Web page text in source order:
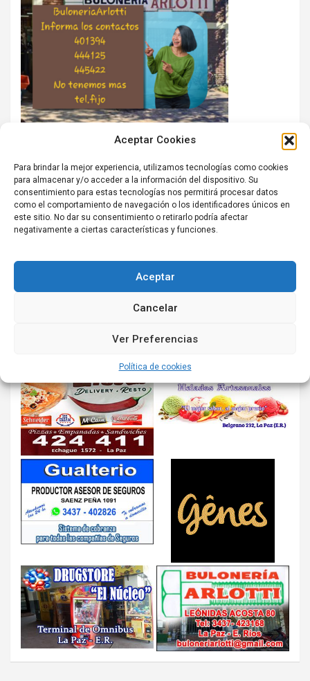
Aceptar Cookies
Para brindar la mejor experiencia, utilizamos tecnologías como cookies
para almacenar y/o acceder a la información del dispositivo. Su
consentimiento para estas tecnologías nos permitirá procesar datos
como el comportamiento de navegación o los identificadores únicos en
este sitio. No dar su consentimiento o retirarlo podría afectar
negativamente a ciertas características y funciones.
Aceptar
Cancelar
Ver Preferencias
Política de cookies